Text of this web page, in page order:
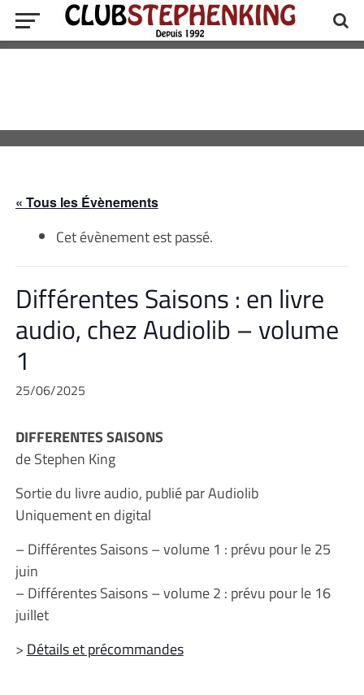
« Tous les Évènements
Cet évènement est passé.
Différentes Saisons : en livre
audio, chez Audiolib – volume
1
25/06/2025
DIFFERENTES SAISONS
de Stephen King
Sortie du livre audio, publié par Audiolib
Uniquement en digital
– Différentes Saisons – volume 1 : prévu pour le 25
juin
– Différentes Saisons – volume 2 : prévu pour le 16
juillet
> Détails et précommandes